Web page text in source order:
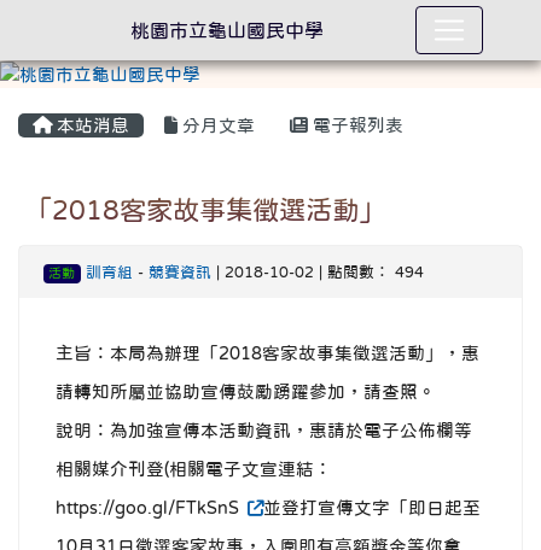
本站消息 分月文章 電子報列表
「2018客家故事集徵選活動」
活動 訓育組 - 競賽資訊| 2018-10-02 | 點閱數： 494
主旨：本局為辦理「2018客家故事集徵選活動」，惠
請轉知所屬並協助宣傳鼓勵踴躍參加，請查照。
說明：為加強宣傳本活動資訊，惠請於電子公佈欄等
相關媒介刊登(相關電子文宣連結：
https://goo.gl/FTkSnS 並登打宣傳文字「即日起至
桃園市立龜山國民中學